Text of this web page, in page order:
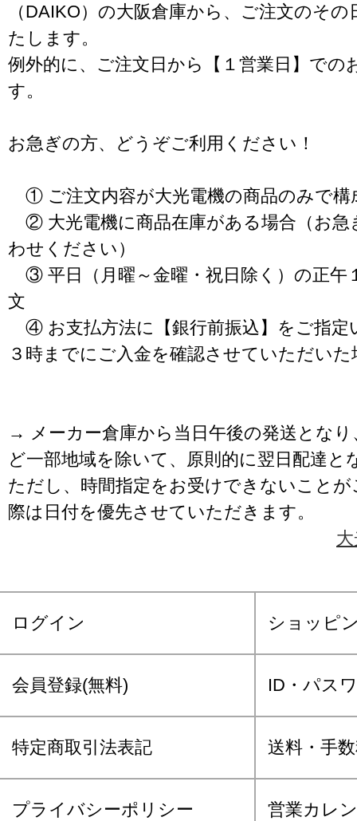
（DAIKO）の大阪倉庫から、ご注文のそ
たします。
例外的に、ご注文日から【１営業日】での
す。
お急ぎの方、どうぞご利用ください！
① ご注文内容が大光電機の商品のみで構
② 大光電機に商品在庫がある場合（お急
わせください）
③ 平日（月曜～金曜・祝日除く）の正午
文
④ お支払方法に【銀行前振込】をご指定
３時までにご入金を確認させていただいた
→ メーカー倉庫から当日午後の発送となり
ど一部地域を除いて、原則的に翌日配達と
ただし、時間指定をお受けできないこと
際は日付を優先させていただきます。
ログイン ショッピ
会員登録(無料) ID・パス
特定商取引法表記 送料・手
プライバシーポリシー 営業カレ